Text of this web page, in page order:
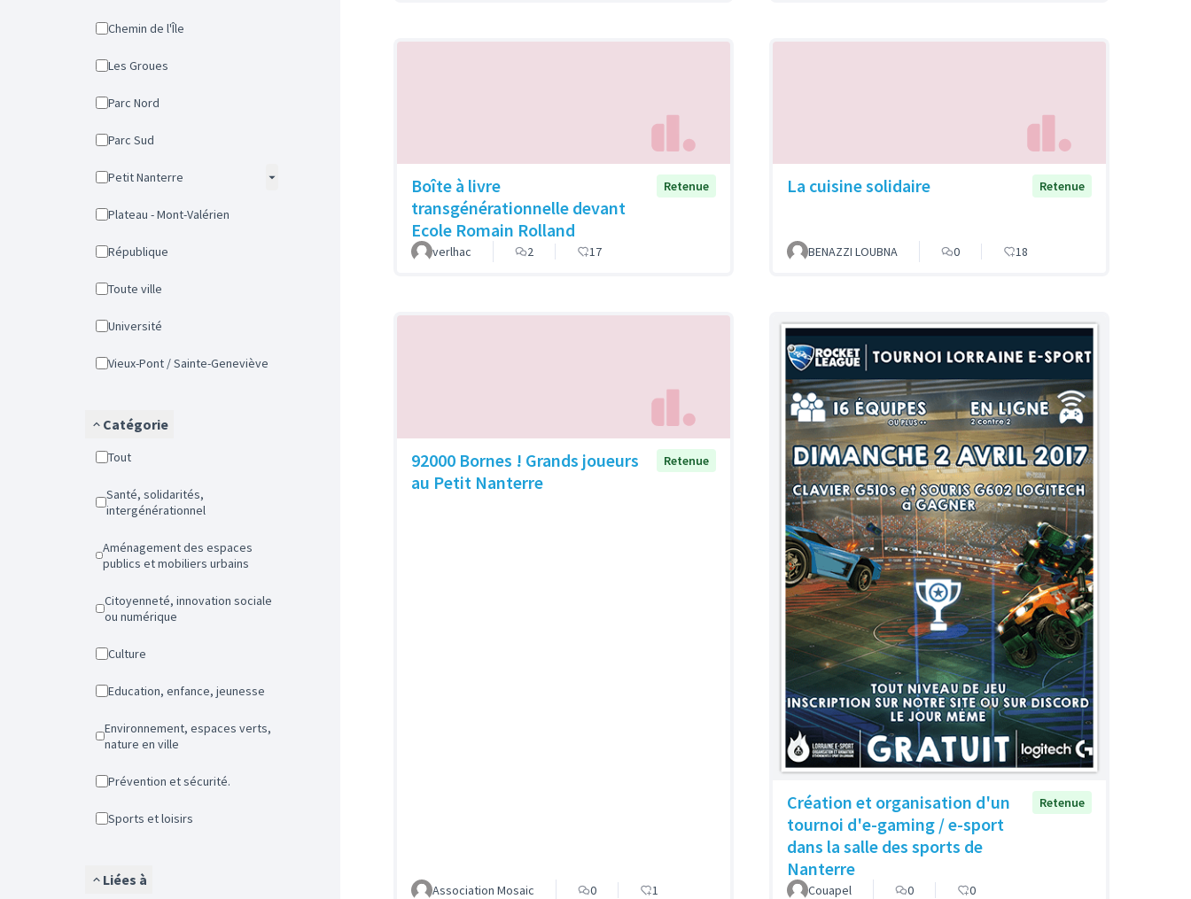
Chemin de l'Île
Les Groues
Parc Nord
Parc Sud
Petit Nanterre
Plateau - Mont-Valérien
République
Toute ville
Université
Vieux-Pont / Sainte-Geneviève
Catégorie
Tout
Santé, solidarités,
intergénérationnel
Aménagement des espaces
publics et mobiliers urbains
Citoyenneté, innovation sociale
ou numérique
Culture
Education, enfance, jeunesse
Environnement, espaces verts,
nature en ville
Prévention et sécurité.
Sports et loisirs
Liées à
Boîte à livre
transgénérationnelle devant
Ecole Romain Rolland
Retenue
verlhac 2 17
La cuisine solidaire Retenue
BENAZZI LOUBNA 0 18
92000 Bornes ! Grands joueurs
au Petit Nanterre
Retenue
Association Mosaic 0 1
Création et organisation d'un
tournoi d'e-gaming / e-sport
dans la salle des sports de
Nanterre
Retenue
Couapel 0 0